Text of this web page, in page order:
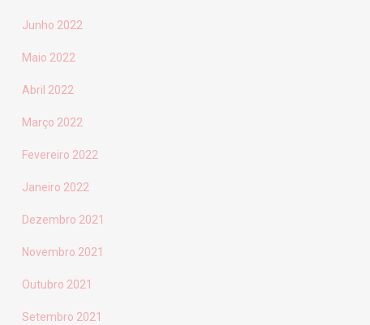
Junho 2022
Maio 2022
Abril 2022
Março 2022
Fevereiro 2022
Janeiro 2022
Dezembro 2021
Novembro 2021
Outubro 2021
Setembro 2021